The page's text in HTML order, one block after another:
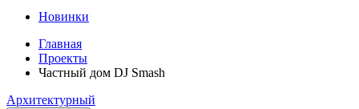
Новинки
Главная
Проекты
Частный дом DJ Smash
Архитектурный